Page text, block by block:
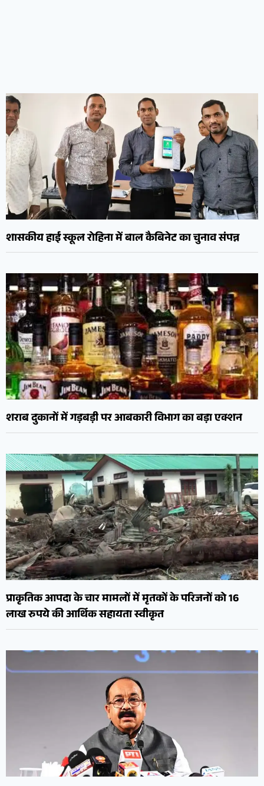
शासकीय हाई स्कूल रोहिना में बाल कैबिनेट का चुनाव संपन्न
शराब दुकानों में गड़बड़ी पर आबकारी विभाग का बड़ा एक्शन
प्राकृतिक आपदा के चार मामलों में मृतकों के परिजनों को 16
लाख रुपये की आर्थिक सहायता स्वीकृत